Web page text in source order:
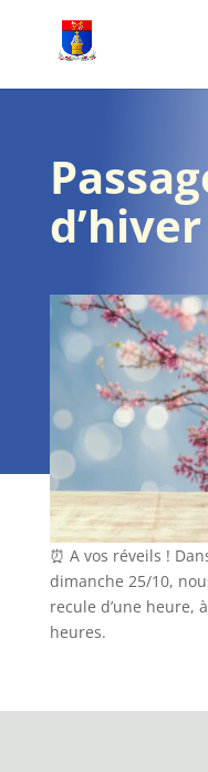
d’hiver
⏰ A vos réveils !
dimanche 25/10,
recule d’une heure,
heures.